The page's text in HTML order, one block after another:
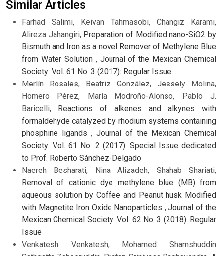
Similar Articles
Farhad Salimi, Keivan Tahmasobi, Changiz Karami,
Alireza Jahangiri, Preparation of Modified nano-SiO2 by
Bismuth and Iron as a novel Remover of Methylene Blue
from Water Solution , Journal of the Mexican Chemical
Society: Vol. 61 No. 3 (2017): Regular Issue
Merlín Rosales, Beatriz González, Jessely Molina,
Homero Pérez, María Modroño-Alonso, Pablo J.
Baricelli,
Reactions of alkenes and alkynes with
formaldehyde catalyzed by rhodium systems containing
phosphine ligands,Journal of the Mexican Chemical
Society: Vol. 61 No. 2 (2017): Special Issue dedicated
to Prof. Roberto Sánchez-Delgado
Naereh Besharati, Nina Alizadeh, Shahab Shariati,
Removal of cationic dye methylene blue (MB) from
aqueous solution by Coffee and Peanut husk Modified
with Magnetite Iron Oxide Nanoparticles , Journal of the
Mexican Chemical Society: Vol. 62 No. 3 (2018): Regular
Issue
Venkatesh Venkatesh, Mohamed Shamshuddin